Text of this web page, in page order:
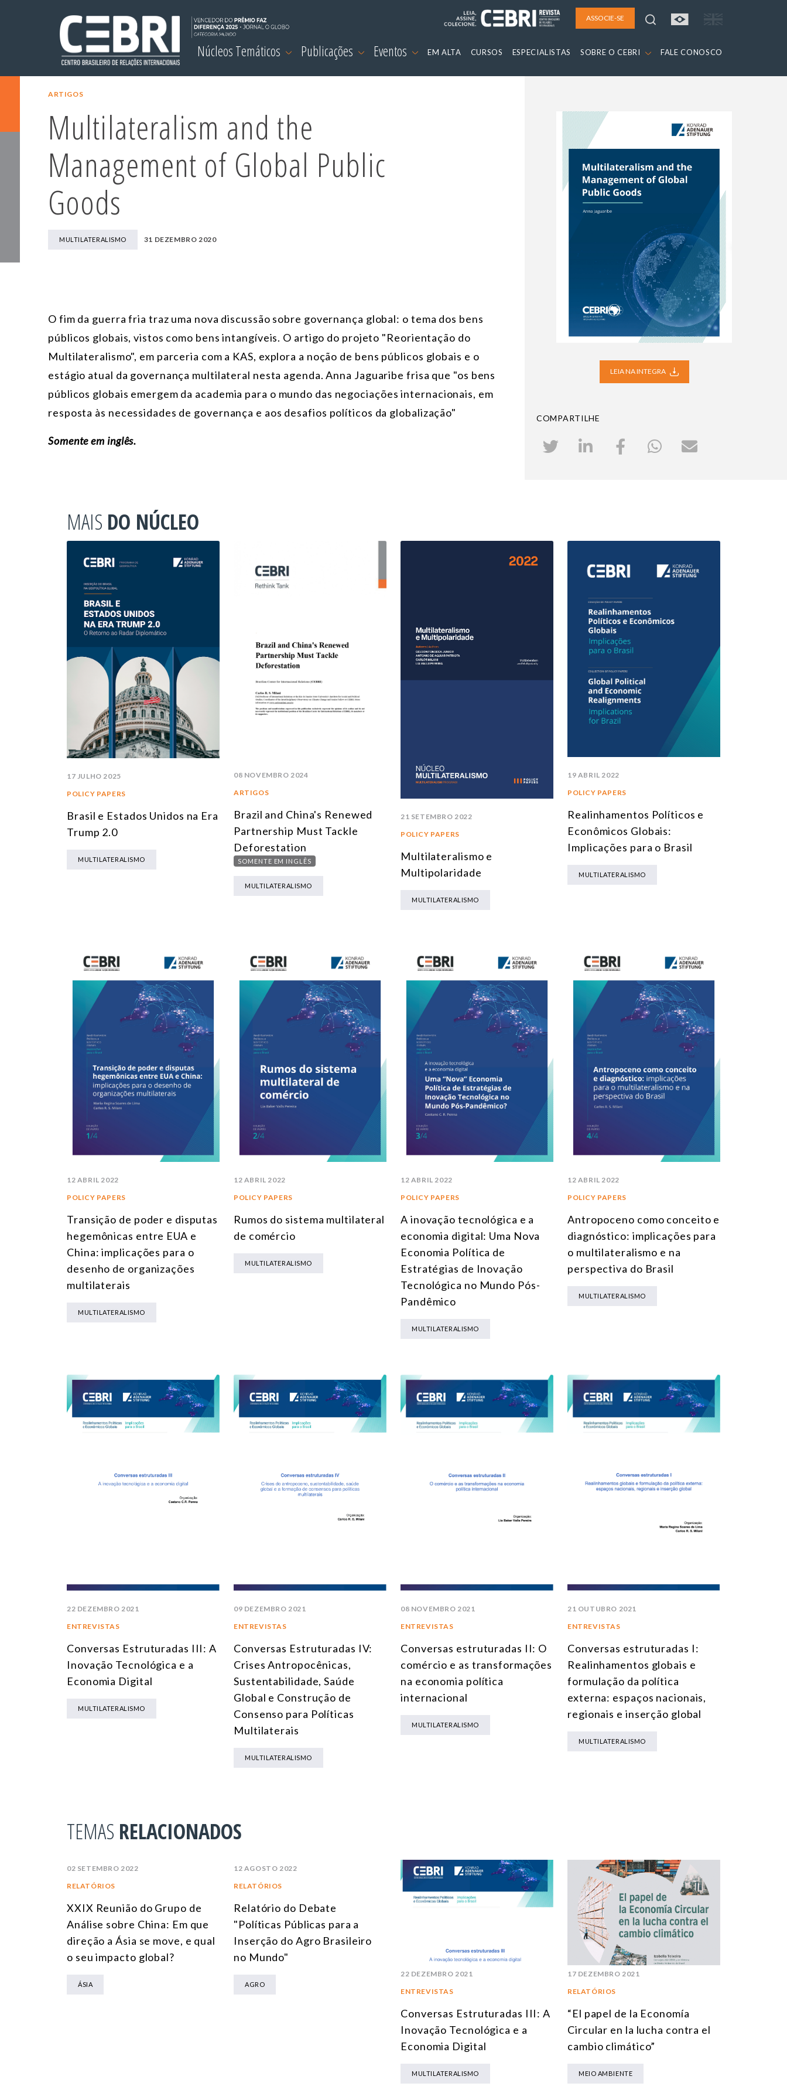
ASSOCIE-SE
Núcleos Temáticos Publicações Eventos EM ALTA CURSOS ESPECIALISTAS SOBRE O CEBRI FALE CONOSCO
ARTIGOS
Multilateralism and the
Management of Global Public
Goods
MULTILATERALISMO 31 DEZEMBRO 2020
O fim da guerra fria traz uma nova discussão sobre governança global: o tema dos bens
públicos globais, vistos como bens intangíveis. O artigo do projeto "Reorientação do
Multilateralismo", em parceria com a KAS, explora a noção de bens públicos globais e o
estágio atual da governança multilateral nesta agenda. Anna Jaguaribe frisa que "os bens
públicos globais emergem da academia para o mundo das negociações internacionais, em
resposta às necessidades de governança e aos desafios políticos da globalização"
Somente em inglês.
LEIA NA INTEGRA
COMPARTILHE
MAIS DO NÚCLEO
17 JULHO 2025
POLICY PAPERS
Brasil e Estados Unidos na Era
Trump 2.0
MULTILATERALISMO
08 NOVEMBRO 2024
ARTIGOS
Brazil and China's Renewed
Partnership Must Tackle
Deforestation
SOMENTE EM INGLÊS
MULTILATERALISMO
21 SETEMBRO 2022
POLICY PAPERS
Multilateralismo e
Multipolaridade
MULTILATERALISMO
19 ABRIL 2022
POLICY PAPERS
Realinhamentos Políticos e
Econômicos Globais:
Implicações para o Brasil
MULTILATERALISMO
12 ABRIL 2022
POLICY PAPERS
Transição de poder e disputas
hegemônicas entre EUA e
China: implicações para o
desenho de organizações
multilaterais
MULTILATERALISMO
12 ABRIL 2022
POLICY PAPERS
Rumos do sistema multilateral
de comércio
MULTILATERALISMO
12 ABRIL 2022
POLICY PAPERS
A inovação tecnológica e a
economia digital: Uma Nova
Economia Política de
Estratégias de Inovação
Tecnológica no Mundo Pós-
Pandêmico
MULTILATERALISMO
12 ABRIL 2022
POLICY PAPERS
Antropoceno como conceito e
diagnóstico: implicações para
o multilateralismo e na
perspectiva do Brasil
MULTILATERALISMO
22 DEZEMBRO 2021
ENTREVISTAS
Conversas Estruturadas III: A
Inovação Tecnológica e a
Economia Digital
MULTILATERALISMO
09 DEZEMBRO 2021
ENTREVISTAS
Conversas Estruturadas IV:
Crises Antropocênicas,
Sustentabilidade, Saúde
Global e Construção de
Consenso para Políticas
Multilaterais
MULTILATERALISMO
08 NOVEMBRO 2021
ENTREVISTAS
Conversas estruturadas II: O
comércio e as transformações
na economia política
internacional
MULTILATERALISMO
21 OUTUBRO 2021
ENTREVISTAS
Conversas estruturadas I:
Realinhamentos globais e
formulação da política
externa: espaços nacionais,
regionais e inserção global
MULTILATERALISMO
TEMAS RELACIONADOS
02 SETEMBRO 2022
RELATÓRIOS
XXIX Reunião do Grupo de
Análise sobre China: Em que
direção a Ásia se move, e qual
o seu impacto global?
ÁSIA
12 AGOSTO 2022
RELATÓRIOS
Relatório do Debate
"Políticas Públicas para a
Inserção do Agro Brasileiro
no Mundo"
AGRO
22 DEZEMBRO 2021
ENTREVISTAS
Conversas Estruturadas III: A
Inovação Tecnológica e a
Economia Digital
MULTILATERALISMO
17 DEZEMBRO 2021
RELATÓRIOS
“El papel de la Economía
Circular en la lucha contra el
cambio climático”
MEIO AMBIENTE